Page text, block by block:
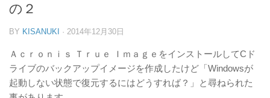
の２
BY KISANUKI · 2014年12月30日
Ａｃｒｏｎｉｓ Ｔｒｕｅ ＩｍａｇｅをインストールしてCド
ライブのバックアップイメージを作成したけど「Windowsが
起動しない状態で復元するにはどうすれば？」と尋ねられた